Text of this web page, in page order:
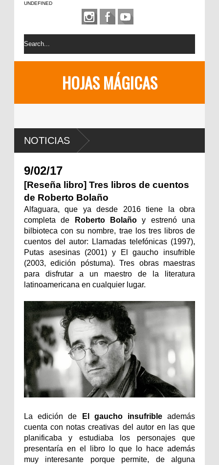
UNDEFINED
HOJAS MÁGICAS
NOTICIAS
9/02/17
[Reseña libro] Tres libros de cuentos
de Roberto Bolaño
Alfaguara, que ya desde 2016 tiene la obra
completa de
Roberto Bolaño y estrenó una
bilbioteca con su nombre, trae los tres libros de
cuentos del autor: Llamadas telefónicas (1997),
Putas asesinas (2001) y El gaucho insufrible
(2003, edición póstuma). Tres obras maestras
para disfrutar a un maestro de la literatura
latinoamericana en cualquier lugar.
La edición de El gaucho insufribleademás
cuenta con notas creativas del autor en las que
planificaba y estudiaba los personajes que
presentaría en el libro lo que lo hace además
muy interesante porque permite, de alguna